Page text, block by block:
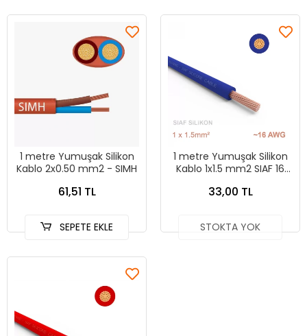
1 metre Yumuşak Silikon
Kablo 2x0.50 mm2 - SIMH
61,51 TL
SEPETE EKLE
1 metre Yumuşak Silikon
Kablo 1x1.5 mm2 SIAF 16
33,00 TL
STOKTA YOK